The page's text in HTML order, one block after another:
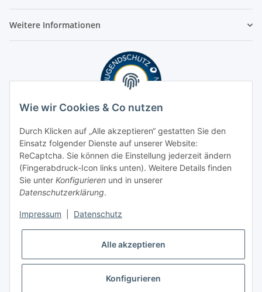
Weitere Informationen
Wie wir Cookies & Co nutzen
Durch Klicken auf „Alle akzeptieren“ gestatten Sie den
Einsatz folgender Dienste auf unserer Website:
ReCaptcha. Sie können die Einstellung jederzeit ändern
(Fingerabdruck-Icon links unten). Weitere Details finden
Sie unter Konfigurieren und in unserer
Datenschutzerklärung.
Impressum Datenschutz
Alle akzeptieren
Konfigurieren